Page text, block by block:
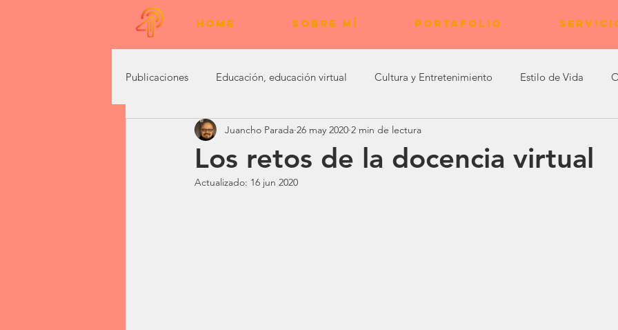
HOME SOBRE MÍ PORTAFOLIO
Publicaciones Educación, educación virtual Cultura y Entretenimiento Estilo de Vida
Marketing Digital Vivencias Experiencias de Bienestar
Los retos de la docencia virtual
Juancho Parada 26 may 2020 2 min de lectura
Actualizado: 16 jun 2020